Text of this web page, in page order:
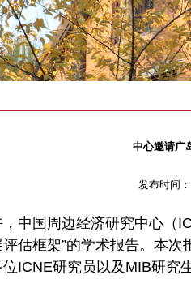
中心邀请广
发布时间
，中国周边经济研究中心（
估框架”的学术报告。本次
ICNE研究员以及 MIB研究